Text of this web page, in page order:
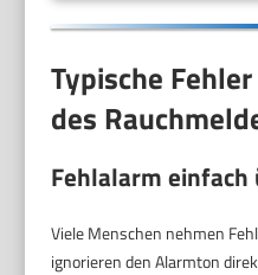
Typische
des
Fehlalarm einfach
Viele Menschen nehmen
ignorieren den Alarmton